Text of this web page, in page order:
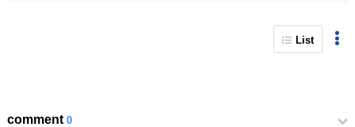
List
comment0